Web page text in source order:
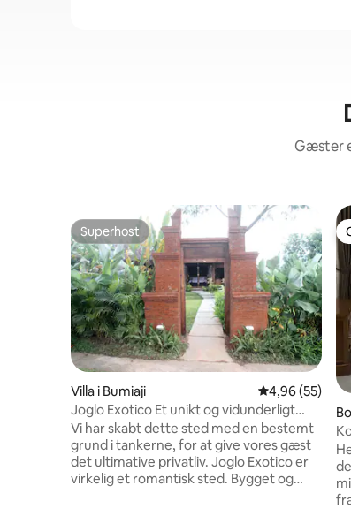
Gæster
Superhost
Superhost
Villa i Bumiaji 4,96 ud af 5 i
4,96 (55)
Joglo Exotico Et unikt og vidunderligt
sted
Vi har skabt dette sted med en bestemt
grund i tankerne, for at give vores gæst
det ultimative privatliv. Joglo Exotico er
virkelig et romantisk sted. Bygget og